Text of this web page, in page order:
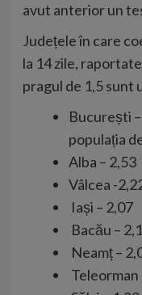
avut anterior un
Județele în care
la 14 zile,
pragul de 1,5 sunt
București
populația
Alba – 2,53
Vâlcea -
Iași – 2,07
Bacău –
Neamț –
Teleorman